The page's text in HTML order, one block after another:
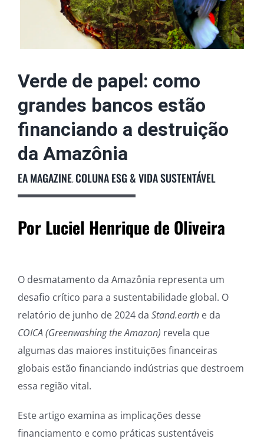
Verde de papel: como
grandes bancos estão
financiando a destruição
da Amazônia
EA MAGAZINE,COLUNA ESG & VIDA SUSTENTÁVEL
Por Luciel Henrique de Oliveira
O desmatamento da Amazônia representa um
desafio crítico para a sustentabilidade global. O
relatório de junho de 2024 da Stand.earth e da
COICA (Greenwashing the Amazon) revela que
algumas das maiores instituições financeiras
globais estão financiando indústrias que destroem
essa região vital.
Este artigo examina as implicações desse
financiamento e como práticas sustentáveis